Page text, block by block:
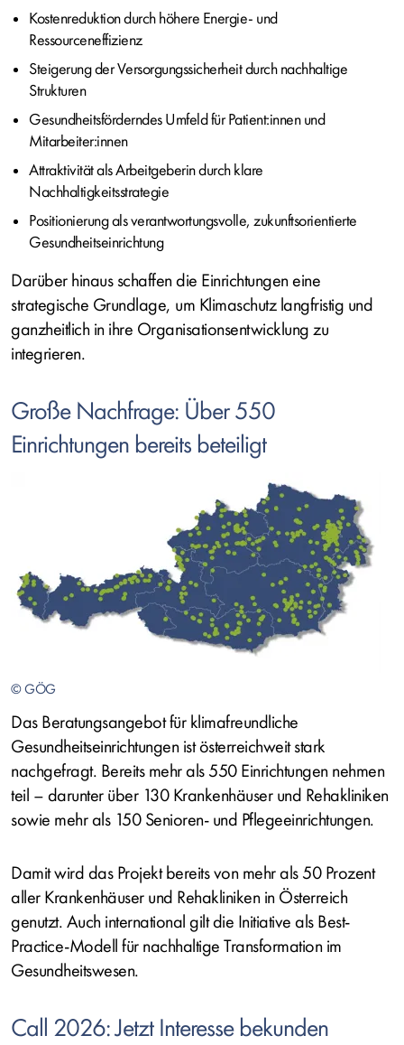
Kostenreduktion durch höhere Energie- und
Ressourceneffizienz
Steigerung der Versorgungssicherheit durch nachhaltige
Strukturen
Gesundheitsförderndes Umfeld für Patient:innen und
Mitarbeiter:innen
Attraktivität als Arbeitgeberin durch klare
Nachhaltigkeitsstrategie
Positionierung als verantwortungsvolle, zukunftsorientierte
Gesundheitseinrichtung
Darüber hinaus schaffen die Einrichtungen eine
strategische Grundlage, um Klimaschutz langfristig und
ganzheitlich in ihre Organisationsentwicklung zu
integrieren.
Große Nachfrage: Über 550
Einrichtungen bereits beteiligt
© GÖG
Das Beratungsangebot für klimafreundliche
Gesundheitseinrichtungen ist österreichweit stark
nachgefragt. Bereits mehr als 550 Einrichtungen nehmen
teil – darunter über 130 Krankenhäuser und Rehakliniken
sowie mehr als 150 Senioren- und Pflegeeinrichtungen.
Damit wird das Projekt bereits von mehr als 50 Prozent
aller Krankenhäuser und Rehakliniken in Österreich
genutzt. Auch international gilt die Initiative als Best-
Practice-Modell für nachhaltige Transformation im
Gesundheitswesen.
Call 2026: Jetzt Interesse bekunden